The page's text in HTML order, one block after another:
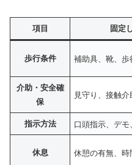
項目 固定
歩行条件 補助具、靴、歩
介助・安全確
保
見守り、接触
指示方法 口頭指示、デ
休息 休憩の有無、